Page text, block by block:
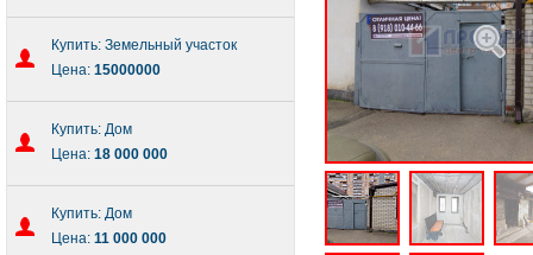
Купить: Земельный участок
Цена: 15000000
Купить: Дом
Цена: 18 000 000
Купить: Дом
Цена: 11 000 000